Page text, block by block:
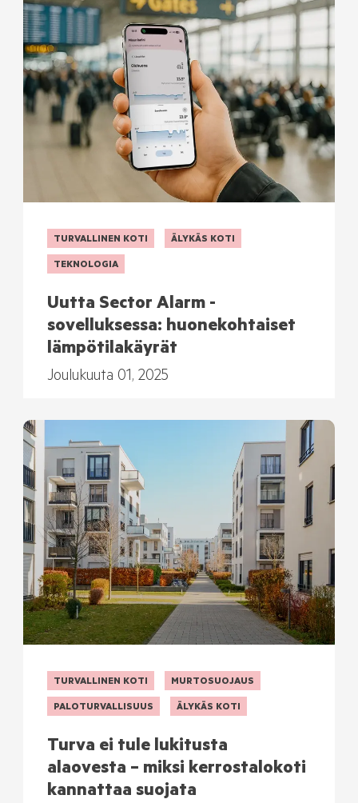
TURVALLINEN KOTI ÄLYKÄS KOTI
TEKNOLOGIA
Uutta Sector Alarm -
sovelluksessa: huonekohtaiset
lämpötilakäyrät
Joulukuuta 01, 2025
TURVALLINEN KOTI MURTOSUOJAUS
PALOTURVALLISUUS ÄLYKÄS KOTI
Turva ei tule lukitusta
alaovesta – miksi kerrostalokoti
kannattaa suojata